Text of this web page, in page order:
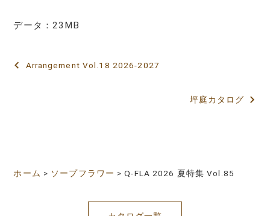
データ：23MB
投
ー
Arrangement Vol.18 2026-2027
坪庭カタログ
ホーム > ソープフラワー >Q-FLA 2026 夏特集 Vol.85